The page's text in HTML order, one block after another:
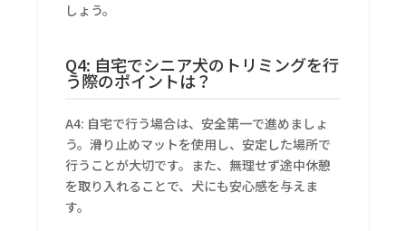
しょう。
Q4: 自宅でシニア犬のトリミングを行
う際のポイントは？
A4: 自宅で行う場合は、安全第一で進めましょ
う。滑り止めマットを使用し、安定した場所で
行うことが大切です。また、無理せず途中休憩
を取り入れることで、犬にも安心感を与えま
す。